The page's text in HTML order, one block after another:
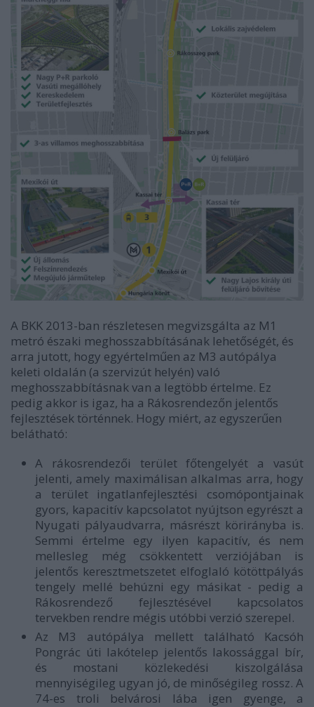
A BKK 2013-ban részletesen megvizsgálta az M1
metró északi meghosszabbításának lehetőségét, és
arra jutott, hogy egyértelműen az M3 autópálya
keleti oldalán (a szervizút helyén) való
meghosszabbításnak van a legtöbb értelme. Ez
pedig akkor is igaz, ha a Rákosrendezőn jelentős
fejlesztések történnek. Hogy miért, az egyszerűen
belátható:
A rákosrendezői terület főtengelyét a vasút
jelenti, amely maximálisan alkalmas arra, hogy
a terület ingatlanfejlesztési csomópontjainak
gyors, kapacitív kapcsolatot nyújtson egyrészt a
Nyugati pályaudvarra, másrészt körirányba is.
Semmi értelme egy ilyen kapacitív, és nem
mellesleg még csökkentett verziójában is
jelentős keresztmetszetet elfoglaló kötöttpályás
tengely mellé behúzni egy másikat - pedig a
Rákosrendező fejlesztésével kapcsolatos
tervekben rendre mégis utóbbi verzió szerepel.
Az M3 autópálya mellett található Kacsóh
Pongrác úti lakótelep jelentős lakossággal bír,
és mostani közlekedési kiszolgálása
mennyiségileg ugyan jó, de minőségileg rossz. A
74-es troli belvárosi lába igen gyenge, a